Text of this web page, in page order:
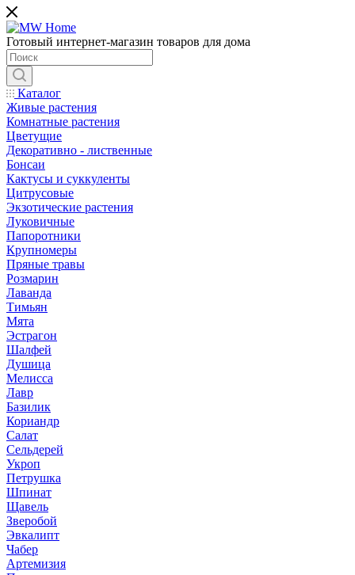
Готовый интернет-магазин товаров для дома
Каталог
Живые растения
Комнатные растения
Цветущие
Декоративно - лиственные
Бонсаи
Кактусы и суккуленты
Цитрусовые
Экзотические растения
Луковичные
Папоротники
Крупномеры
Пряные травы
Розмарин
Лаванда
Тимьян
Мята
Эстрагон
Шалфей
Душица
Мелисса
Лавр
Базилик
Кориандр
Салат
Сельдерей
Укроп
Петрушка
Шпинат
Щавель
Зверобой
Эвкалипт
Чабер
Артемизия